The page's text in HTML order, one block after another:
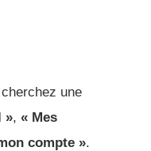
une
», « Mes
compte ».